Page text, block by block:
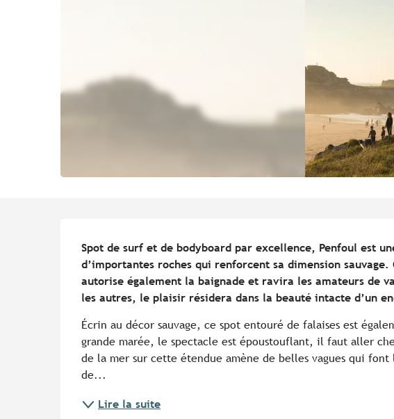
Spot de surf et de bodyboard par excellence, Penfoul est
d’importantes roches qui renforcent sa dimension
autorise également la baignade et ravira les amateurs de
les autres, le plaisir résidera dans la beauté intacte d’un
Écrin au décor sauvage, ce spot entouré de falaises est
grande marée, le spectacle est époustouflant, il faut aller
de la mer sur cette étendue amène de belles vagues qui font
de...
Lire la suite